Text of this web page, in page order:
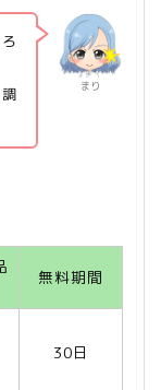
まり
無料期間
30日